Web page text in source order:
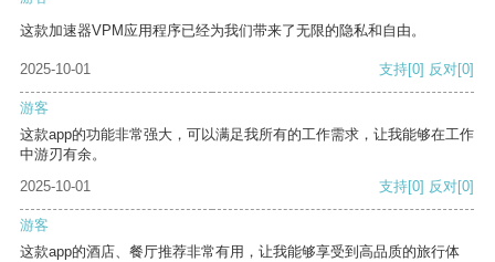
这款加速器VPM应用程序已经为我们带来了无限的隐私和自由。
2025-10-01 支持[0] 反对[0]
游客
这款app的功能非常强大，可以满足我所有的工作需求，让我能够在工作
中游刃有余。
2025-10-01
支持[0] 反对[0]
游客
这款app的酒店、餐厅推荐非常有用，让我能够享受到高品质的旅行体